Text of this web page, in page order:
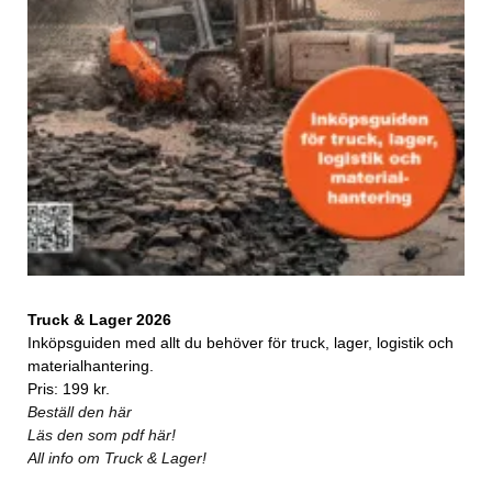
Truck & Lager 2026
Inköpsguiden med allt du behöver för truck, lager, logistik och
materialhantering.
Pris: 199 kr.
Beställ den här
Läs den som pdf här!
All info om Truck & Lager!